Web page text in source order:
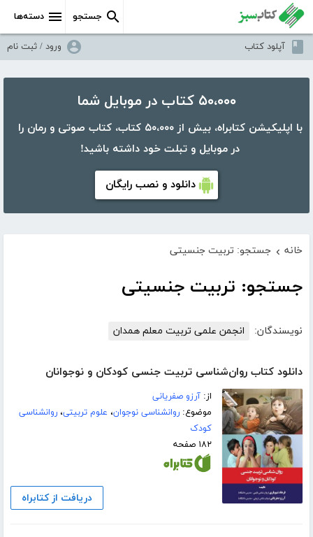
دسته‌ها جستجو
آپلود کتاب ورود / ثبت نام
۵۰،۰۰۰ کتاب در موبایل شما
با اپلیکیشن کتابراه، بیش از ۵۰،۰۰۰ کتاب، کتاب صوتی و رمان را
در موبایل و تبلت خود داشته باشید!
دانلود و نصب رایگان
خانه › جستجو: تربیت جنسیتی
جستجو: تربیت جنسیتی
نویسندگان: انجمن علمی تربیت معلم همدان
دانلود کتاب روان‌شناسی تربیت جنسی کودکان و نوجوانان
از:آرزو صفریانی
موضوع:روانشناسی نوجوان، علوم تربیتی،روانشناسی
کودک
۱۸۲ صفحه
دریافت از کتابراه